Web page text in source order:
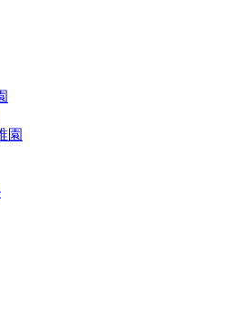
園